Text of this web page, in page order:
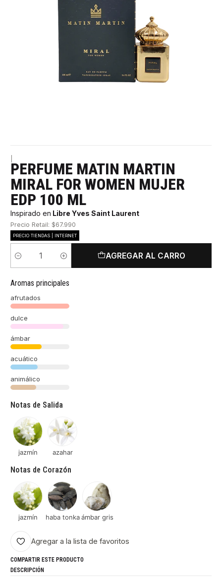
PERFUME MATIN MARTIN
MIRAL FOR WOMEN MUJER
EDP 100 ML
Inspirado en Libre Yves Saint Laurent
Precio Retail: $67.990
PRECIO TIENDAS | INTERNET
Cantidad
AGREGAR AL CARRO
Aromas principales
afrutados
dulce
ámbar
acuático
animálico
Notas de Salida
jazmín azahar
Notas de Corazón
jazmín haba tonka ámbar gris
Agregar a la lista de favoritos
COMPARTIR ESTE PRODUCTO
DESCRIPCIÓN